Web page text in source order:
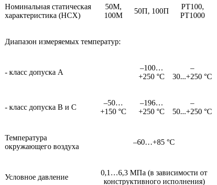
Номинальная статическая
характеристика (НСХ)
50М,
100М
50П, 100П
PT100,
PT1000
Диапазон измеряемых температур:
- класс допуска А
–100…
+250 °C
–
30...+250 °C
- класс допуска В и С
–50…
+150 °C
–196…
+250 °C
–
50...+250 °C
Температура
окружающего воздуха
–60…+85 °C
Условное давление
0,1…6,3 МПа (в зависимости от
конструктивного исполнения)